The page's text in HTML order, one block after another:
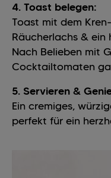
4. Toast belegen:
Toast mit dem
Räucherlachs & ein
Nach Belieben mit
Cocktailtomaten
5. Servieren &
Ein cremiges,
perfekt für ein